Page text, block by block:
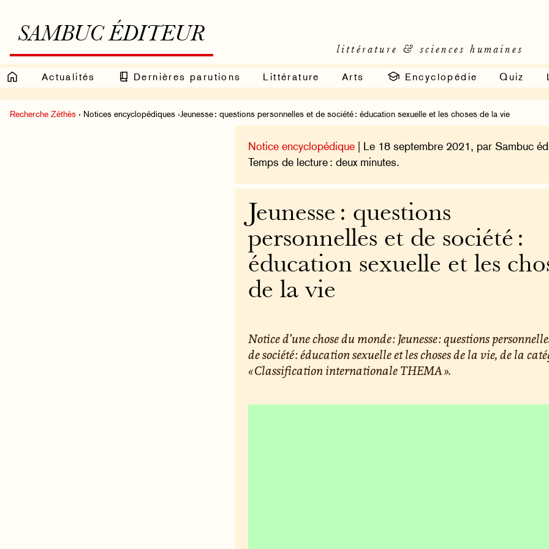
SAMBUC ÉDITEUR
littérature & sciences humaines
Actualités Dernières parutions Littérature Arts Encyclopédie Quiz
Recherche Zéthès › Notices encyclopédiques ›Jeunesse : questions personnelles et de société : éducation sexuelle et les choses de la vie
Notice encyclopédique | Le 18 septembre 2021, par Sambuc
Temps de lecture : deux minutes.
Jeunesse : questions
personnelles et de société :
éducation sexuelle et les
de la vie
Notice d’une chose du monde : Jeunesse : questions
de société : éducation sexuelle et les choses de la vie, de la
« Classification internationale THEMA ».